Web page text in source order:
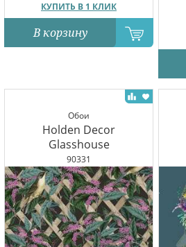
КУПИТЬ В 1 КЛИК
В корзину
Обои
Holden Decor
Glasshouse
90331